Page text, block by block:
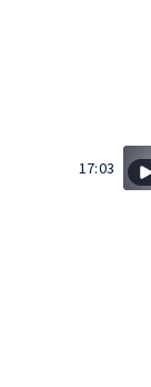
17:03